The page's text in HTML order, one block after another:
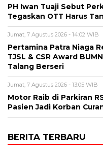
PH Iwan Tuaji Sebut
Tegaskan OTT Harus
Jumat, 7 Agustus 2026 - 14:02 WIB
Pertamina Patra Niaga
TJSL & CSR Award
Talang Berseri
Jumat, 7 Agustus 2026 - 13:05 WIB
Motor Raib di Parkiran
Pasien Jadi Korban
BERITA TERBARU